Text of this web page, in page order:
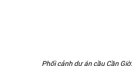
Phối cảnh dự án cầu Cần